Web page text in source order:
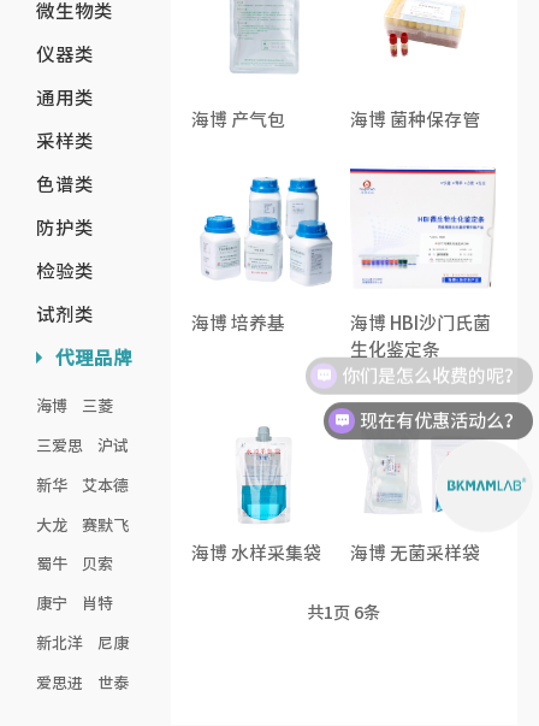
微生物类
仪器类
通用类
采样类
色谱类
防护类
检验类
试剂类
代理品牌
海博 三菱
三爱思 沪试
新华 艾本德
大龙 赛默飞
蜀牛 贝索
康宁 肖特
新北洋 尼康
爱思进 世泰
海博 产气包 海博 菌种保存管
海博 培养基
海博 HBI沙门氏菌
生化鉴定条
海博 水样采集袋 海博 无菌采样袋
共1页 6条
你们是怎么收费的呢？
现在有优惠活动么？